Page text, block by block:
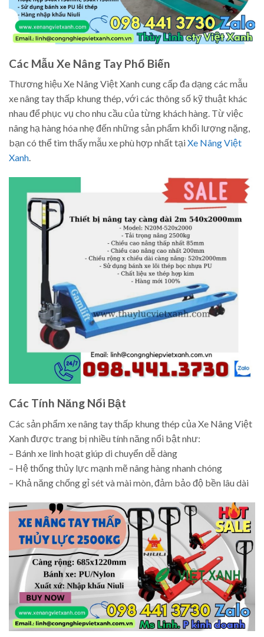
Các Mẫu Xe Nâng Tay Phổ Biến
Thương hiệu Xe Nâng Việt Xanh cung cấp đa dạng các mẫu
xe nâng tay thấp khung thép, với các thông số kỹ thuật khác
nhau để phục vụ cho nhu cầu của từng khách hàng. Từ việc
nâng hạ hàng hóa nhẹ đến những sản phẩm khối lượng nặng,
bạn có thể tìm thấy mẫu xe phù hợp nhất tạiXe Nâng Việt
Xanh.
Các Tính Năng Nổi Bật
Các sản phẩm xe nâng tay thấp khung thép của Xe Nâng Việt
Xanh được trang bị nhiều tính năng nổi bật như:
– Bánh xe linh hoạt giúp di chuyển dễ dàng
– Hệ thống thủy lực mạnh mẽ nâng hàng nhanh chóng
– Khả năng chống gỉ sét và mài mòn, đảm bảo độ bền lâu dài